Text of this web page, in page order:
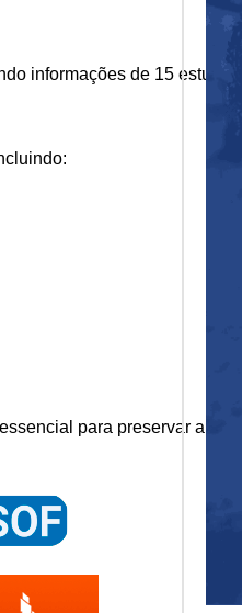
informações de 15
para preservar a